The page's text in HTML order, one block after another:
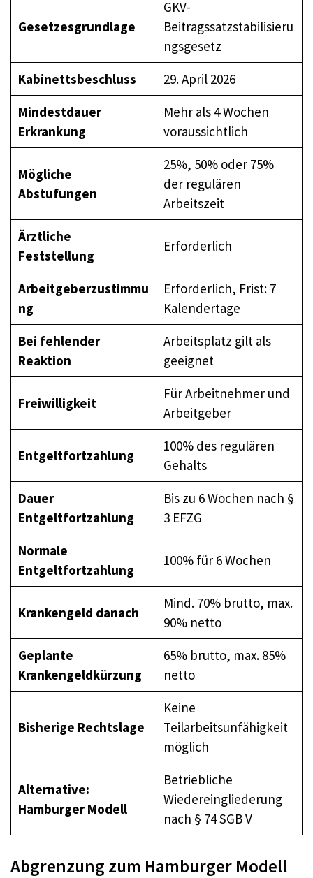
Gesetzesgrundlage
GKV-
Beitragssatzstabilisieru
ngsgesetz
Kabinettsbeschluss
29. April 2026
Mindestdauer
Erkrankung
Mehr als 4 Wochen
voraussichtlich
Mögliche
Abstufungen
25%, 50% oder 75%
der regulären
Arbeitszeit
Ärztliche
Feststellung
Erforderlich
Arbeitgeberzustimmu
ng
Erforderlich, Frist: 7
Kalendertage
Bei fehlender
Reaktion
Arbeitsplatz gilt als
geeignet
Freiwilligkeit
Für Arbeitnehmer und
Arbeitgeber
Entgeltfortzahlung
100% des regulären
Gehalts
Dauer
Entgeltfortzahlung
Bis zu 6 Wochen nach §
3 EFZG
Normale
Entgeltfortzahlung
100% für 6 Wochen
Krankengeld danach
Mind. 70% brutto, max.
90% netto
Geplante
Krankengeldkürzung
65% brutto, max. 85%
netto
Bisherige Rechtslage
Keine
Teilarbeitsunfähigkeit
möglich
Alternative:
Hamburger Modell
Betriebliche
Wiedereingliederung
nach § 74 SGB V
Abgrenzung zum Hamburger Modell